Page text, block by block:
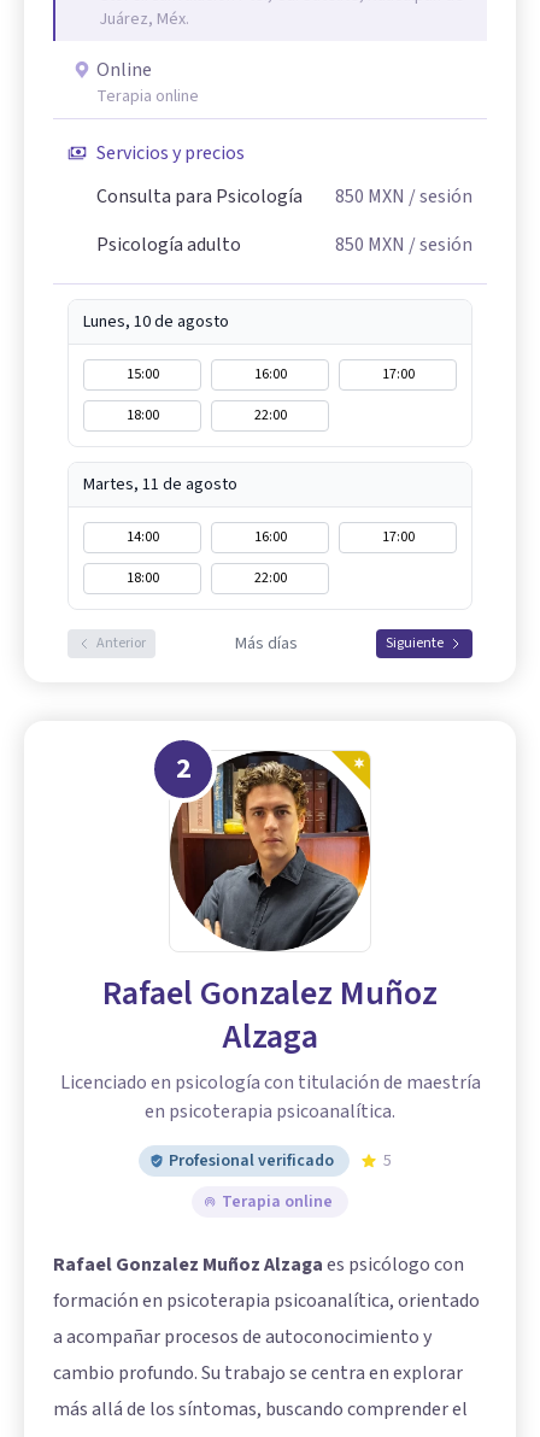
Juárez, Méx.
Online
Terapia online
Servicios y precios
Consulta para Psicología
850 MXN / sesión
Psicología adulto
850 MXN / sesión
Lunes, 10 de agosto
15:00 16:00
17:00
18:00
22:00
Martes, 11 de agosto
14:00 16:00
17:00
18:00
22:00
Anterior Más días Siguiente
2
Rafael Gonzalez Muñoz
Alzaga
Licenciado en psicología con titulación de maestría
en psicoterapia psicoanalítica.
Profesional verificado
5
Terapia online
Rafael Gonzalez Muñoz Alzagaes psicólogo con
formación en psicoterapia psicoanalítica, orientado
a acompañar procesos de autoconocimiento y
cambio profundo. Su trabajo se centra en explorar
más allá de los síntomas, buscando comprender el